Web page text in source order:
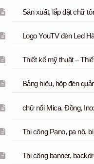
Sản xuất, lắp đặt chữ
Logo YouTV đèn Led
Thiết kế mỹ thuật –
Bảng hiệu, hộp đèn
chữ nổi Mica, Đồng,
Thi công Pano, pa nô,
Thi công banner,